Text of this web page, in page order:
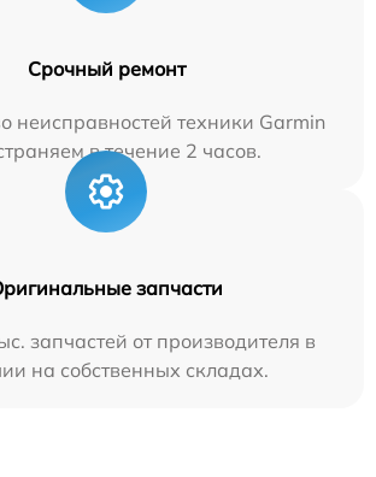
Срочный ремонт
неисправностей техники Garmin
в течение 2 часов.
запчасти
запчастей от производителя в
на собственных складах.